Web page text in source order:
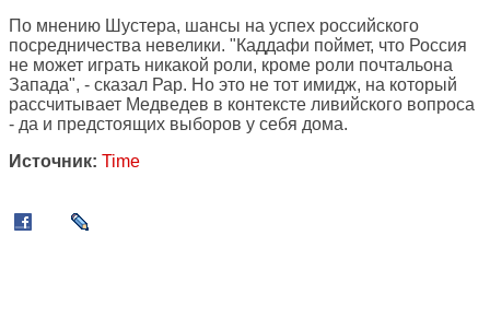
По мнению Шустера, шансы на успех российского
посредничества невелики. "Каддафи поймет, что Россия
не может играть никакой роли, кроме роли почтальона
Запада", - сказал Рар. Но это не тот имидж, на который
рассчитывает Медведев в контексте ливийского вопроса
- да и предстоящих выборов у себя дома.
Источник: Time